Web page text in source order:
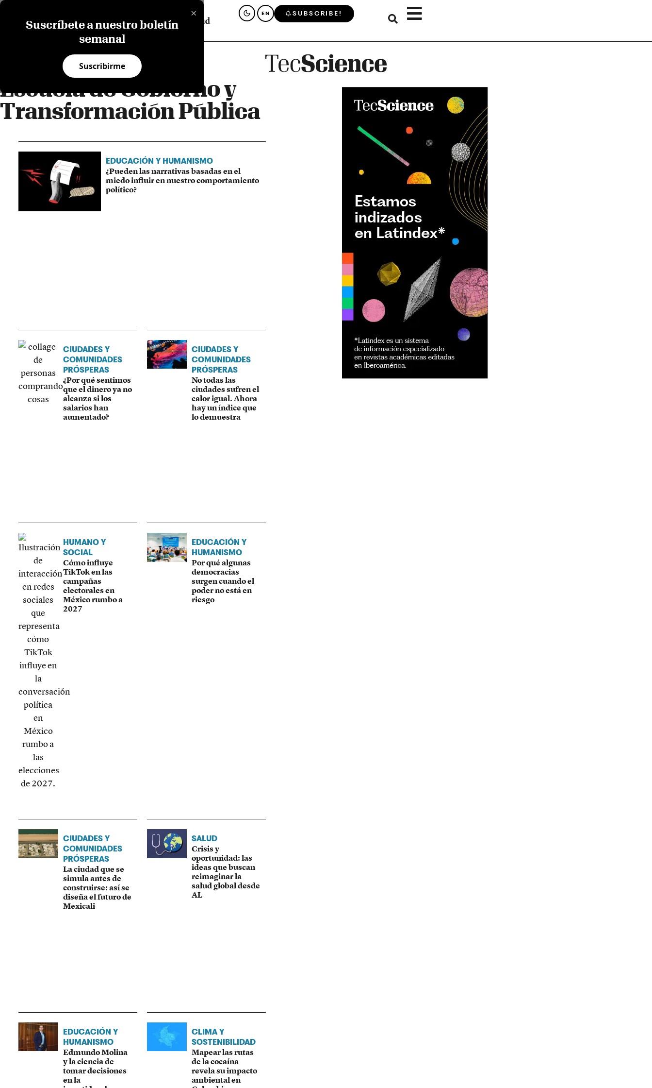
×
Suscríbete a nuestro boletín
semanal
Suscribirme
EN SUBSCRIBE!
Escuela de Gobierno y
Transformación Pública
EDUCACIÓN Y HUMANISMO
¿Pueden las narrativas basadas en el
miedo influir en nuestro comportamiento
político?
CIUDADES Y
COMUNIDADES
PRÓSPERAS
¿Por qué sentimos
que el dinero ya no
alcanza si los
salarios han
aumentado?
CIUDADES Y
COMUNIDADES
PRÓSPERAS
No todas las
ciudades sufren el
calor igual. Ahora
hay un índice que
lo demuestra
HUMANO Y
SOCIAL
Cómo influye
TikTok en las
campañas
electorales en
México rumbo a
2027
EDUCACIÓN Y
HUMANISMO
Por qué algunas
democracias
surgen cuando el
poder no está en
riesgo
CIUDADES Y
COMUNIDADES
PRÓSPERAS
La ciudad que se
simula antes de
construirse: así se
diseña el futuro de
Mexicali
SALUD
Crisis y
oportunidad: las
ideas que buscan
reimaginar la
salud global desde
AL
EDUCACIÓN Y
HUMANISMO
Edmundo Molina
y la ciencia de
tomar decisiones
en la
CLIMA Y
SOSTENIBILIDAD
Mapear las rutas
de la cocaína
revela su impacto
ambiental en